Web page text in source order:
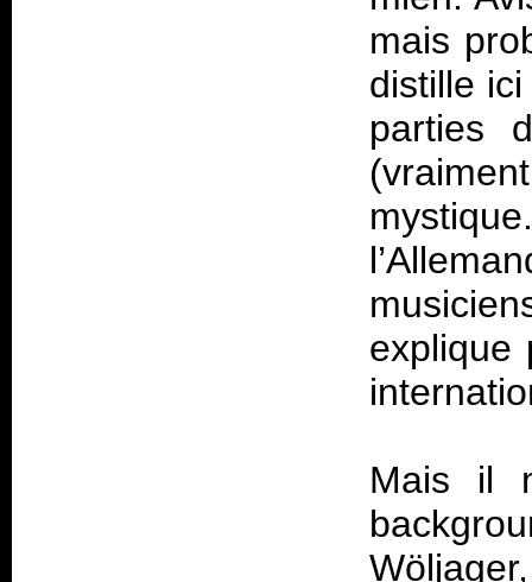
mais
distille
parties
explique
Mais il